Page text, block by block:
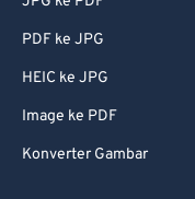
PDF ke JPG
HEIC ke JPG
Image ke PDF
Konverter Gambar